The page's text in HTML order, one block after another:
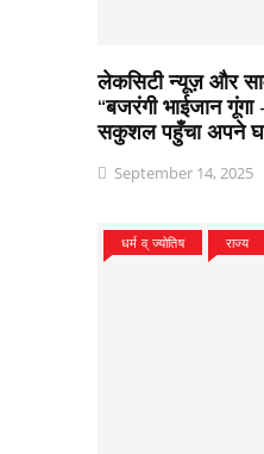
लेकसिटी न्यूज़ और
“बजरंगी भाईजान
सकुशल पहुँचा अपने
September 14, 2025
धर्म व् ज्योतिष राज्य